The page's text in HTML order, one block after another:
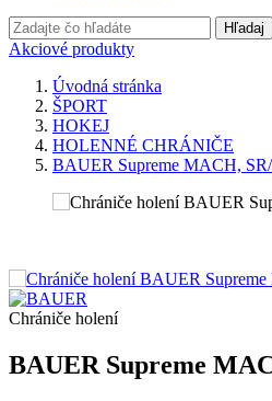
Hľadaj
Akciové produkty
Úvodná stránka
ŠPORT
HOKEJ
HOLENNÉ CHRÁNIČE
BAUER Supreme MACH,
Chrániče holení
BAUER Supreme